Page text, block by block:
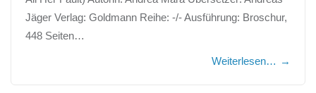
Jäger Verlag: Goldmann Reihe: -/- Ausführung: Broschur,
448 Seiten…
Weiterlesen… →